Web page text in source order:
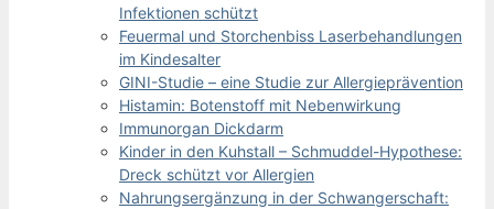
Infektionen schützt
Feuermal und Storchenbiss Laserbehandlungen
im Kindesalter
GINI-Studie – eine Studie zur Allergieprävention
Histamin: Botenstoff mit Nebenwirkung
Immunorgan Dickdarm
Kinder in den Kuhstall – Schmuddel-Hypothese:
Dreck schützt vor Allergien
Nahrungsergänzung in der Schwangerschaft: